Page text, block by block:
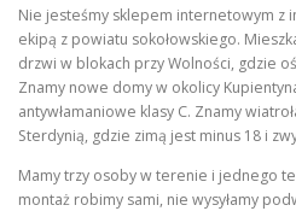
Nie jesteśmy sklepem internetowym z
ekipą z powiatu sokołowskiego.
drzwi w blokach przy Wolności, gdzie
Znamy nowe domy w okolicy
antywłamaniowe klasy C. Znamy
Sterdynią, gdzie zimą jest minus 18 i
Mamy trzy osoby w terenie i jednego
montaż robimy sami, nie wysyłamy